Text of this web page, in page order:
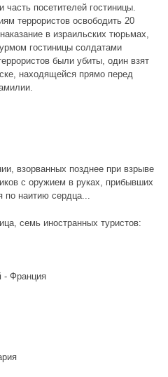
посетителей гостиницы.
террористов освободить 20
в израильских тюрьмах,
гостиницы солдатами
были убиты, один взят
находящейся прямо перед
взорванных позднее при взрыве
с оружием в руках, прибывших
по наитию сердца...
семь иностранных туристов:
- Франция